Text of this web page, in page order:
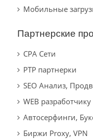
Мобильные
Партнерские
CPA Сети
PTP партнерки
SEO Анализ,
WEB разработчику
Автосерфинги,
Биржи Proxy, VPN